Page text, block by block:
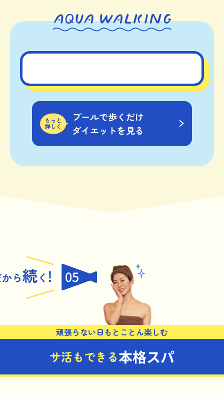
もっと
詳しく
プールで歩くだけ
ダイエットを見る
サ活もできる本格スパ
頑張らない日もとことん楽しむ
05